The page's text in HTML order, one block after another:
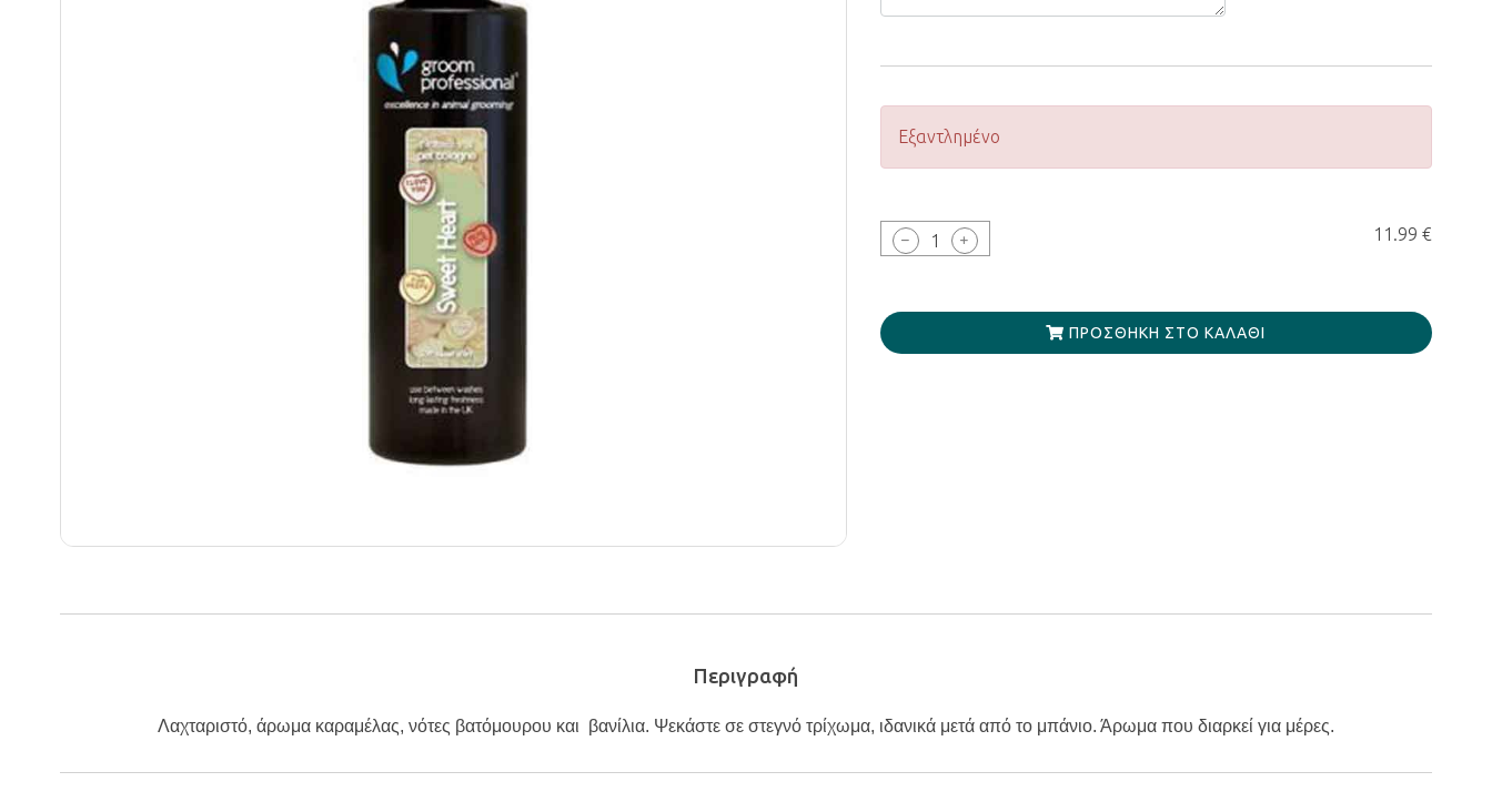
Εξαντλημένο
1 11.99 €
ΠΡΟΣΘΉΚΗ ΣΤΟ ΚΑΛΆΘΙ
Περιγραφή
Λαχταριστό, άρωμα καραμέλας, νότες βατόμουρου και βανίλια. Ψεκάστε σε στεγνό τρίχωμα, ιδανικά μετά από το μπάνιο. Άρωμα που διαρκεί για μέρες.